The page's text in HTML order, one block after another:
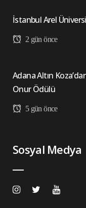
İstanbul Arel
2 gün önce
Adana Altın
Onur Ödülü
5 gün önce
Sosyal Medya